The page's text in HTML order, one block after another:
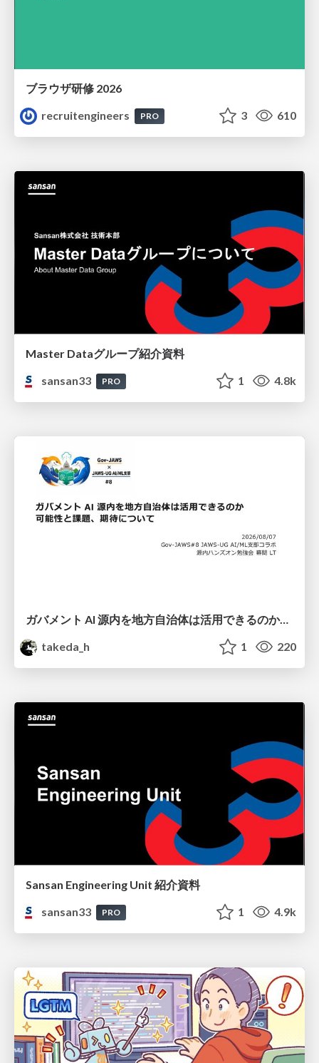
ブラウザ研修 2026
recruitengineers
PRO 3 610
Master Dataグループ紹介資料
sansan33
PRO 1 4.8k
ガバメント AI 源内を地方自治体は活用できるのか 可能性と課題、期待について
takeda_h
1 220
Sansan Engineering Unit 紹介資料
sansan33
PRO 1 4.9k